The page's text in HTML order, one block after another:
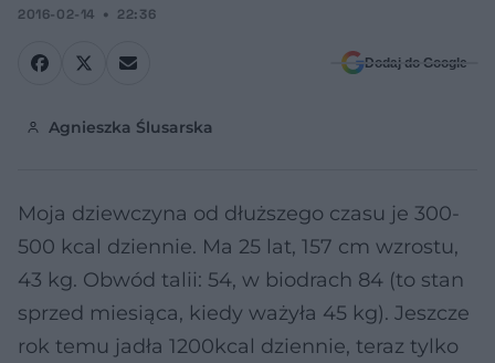
2016-02-14 22:36
Dodaj do Google
Agnieszka Ślusarska
Moja dziewczyna od dłuższego czasu je 300-
500 kcal dziennie. Ma 25 lat, 157 cm wzrostu,
43 kg. Obwód talii: 54, w biodrach 84 (to stan
sprzed miesiąca, kiedy ważyła 45 kg). Jeszcze
rok temu jadła 1200kcal dziennie, teraz tylko